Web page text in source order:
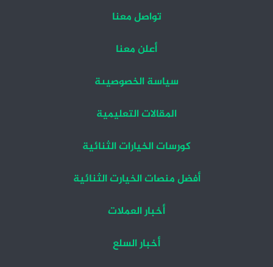
تواصل معنا
أعلن معنا
سياسة الخصوصيىة
المقالات التعليمية
كورسات الخيارات الثنائية
أفضل منصات الخيارت الثنائية
أخبار العملات
أخبار السلع